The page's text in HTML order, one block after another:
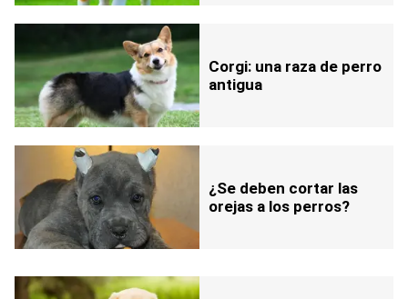
Corgi: una raza de perro
antigua
¿Se deben cortar las
orejas a los perros?